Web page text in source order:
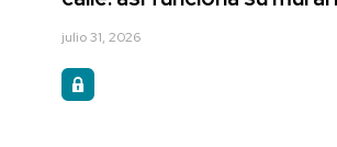
julio 31, 2026